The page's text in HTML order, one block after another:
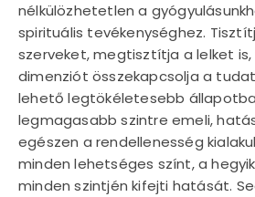
nélkülözhetetlen a
spirituális tevékenységhez.
szerveket, megtisztítja a lelket
dimenziót összekapcsolja a
lehető legtökéletesebb
legmagasabb szintre emeli,
egészen a rendellenesség
minden lehetséges színt, a
minden szintjén kifejti hatását.